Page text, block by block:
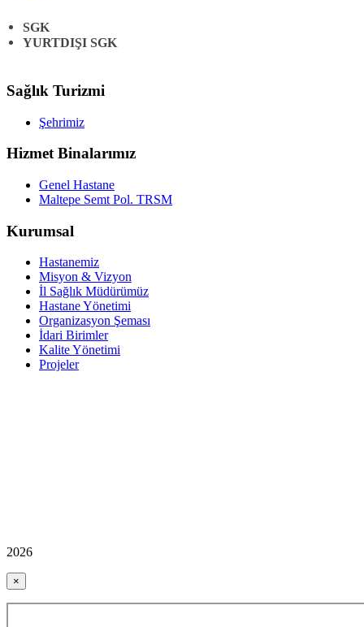
SGK
YURTDIŞI SGK
Sağlık Turizmi
Şehrimiz
Hizmet Binalarımız
Genel Hastane
Maltepe Semt Pol. TRSM
Kurumsal
Hastanemiz
Misyon & Vizyon
İl Sağlık Müdürümüz
Hastane Yönetimi
Organizasyon Şeması
İdari Birimler
Kalite Yönetimi
Projeler
2026
×